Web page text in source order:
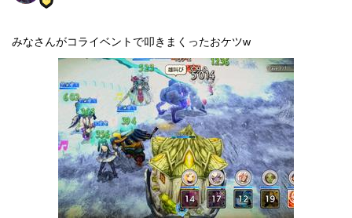
みなさんがコライベントで叩きまくったおケツw